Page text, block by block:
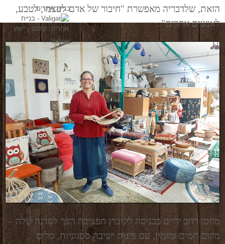
בניית אתרים
Valigar
הזאת, שלדבריה מאפשרת "חיבור של אדם לעצמו, לטבע,
לאנשים אחרים".
מחסן רחב ידיים בכניסה לקיבוץ חפציבה הפך לסדנה שלה –
מקום חמים ומזמין, עם פינות ישיבה ססגוניות, סלים